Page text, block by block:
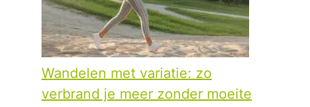
Wandelen met variatie: zo
verbrand je meer zonder moeite